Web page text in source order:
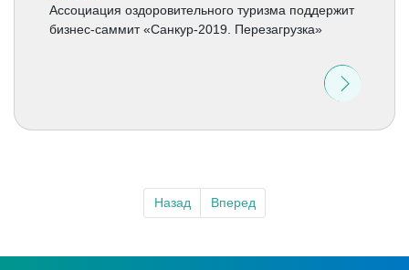
Ассоциация оздоровительного туризма поддержит
бизнес-саммит «Санкур-2019. Перезагрузка»
Назад Вперед